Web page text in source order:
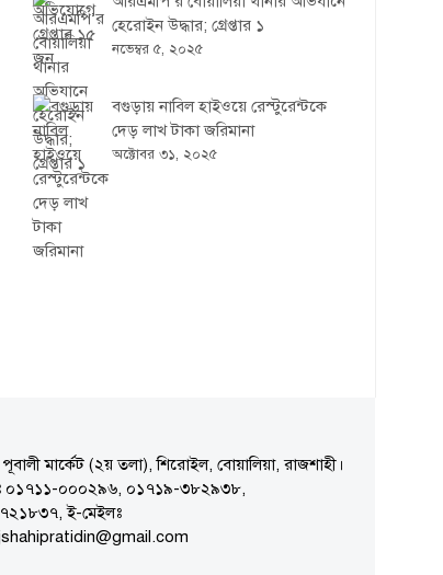
হেরোইন উদ্ধার; গ্রেপ্তার ১
নভেম্বর ৫, ২০২৫
বগুড়ায় নাবিল হাইওয়ে রেস্টুরেন্টকে
দেড় লাখ টাকা জরিমানা
অক্টোবর ৩১, ২০২৫
পূবালী মার্কেট (২য় তলা), শিরোইল, বোয়ালিয়া, রাজশাহী।
০১৭১১-০০০২৯৬, ০১৭১৯-৩৮২৯৩৮,
ই-মেইলঃ